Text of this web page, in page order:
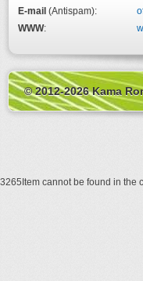
E-mail (Antispam):
WWW:
© 2012-2026 Kama
3265Item cannot be found in the